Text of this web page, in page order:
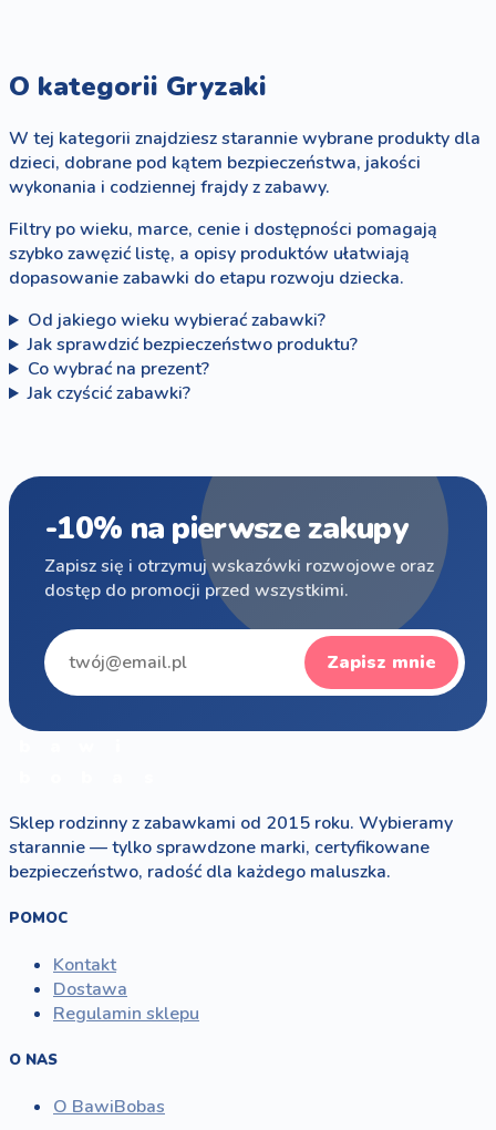
O kategorii Gryzaki
W tej kategorii znajdziesz starannie wybrane produkty dla
dzieci, dobrane pod kątem bezpieczeństwa, jakości
wykonania i codziennej frajdy z zabawy.
Filtry po wieku, marce, cenie i dostępności pomagają
szybko zawęzić listę, a opisy produktów ułatwiają
dopasowanie zabawki do etapu rozwoju dziecka.
Od jakiego wieku wybierać zabawki?
Jak sprawdzić bezpieczeństwo produktu?
Co wybrać na prezent?
Jak czyścić zabawki?
-10% na pierwsze zakupy
Zapisz się i otrzymuj wskazówki rozwojowe oraz
dostęp do promocji przed wszystkimi.
Zapisz mnie
Sklep rodzinny z zabawkami od 2015 roku. Wybieramy
starannie — tylko sprawdzone marki, certyfikowane
bezpieczeństwo, radość dla każdego maluszka.
POMOC
Kontakt
Dostawa
Regulamin sklepu
O NAS
O BawiBobas